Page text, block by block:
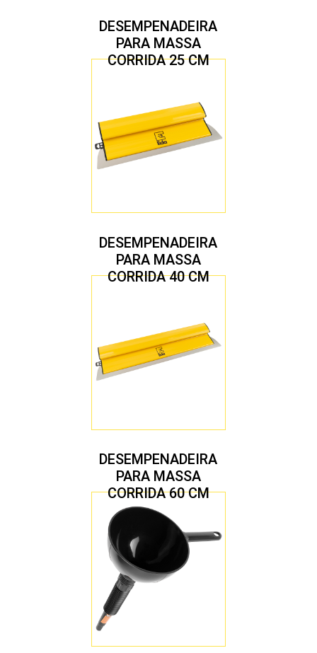
DESEMPENADEIRA
PARA MASSA
CORRIDA 25 CM
DESEMPENADEIRA
PARA MASSA
CORRIDA 40 CM
DESEMPENADEIRA
PARA MASSA
CORRIDA 60 CM